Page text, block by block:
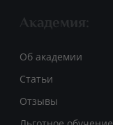
Академия:
Об академии
Статьи
Отзывы